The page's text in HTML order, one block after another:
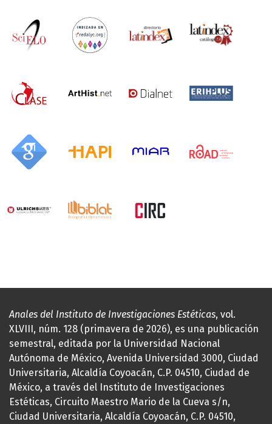
Anales del Instituto de Investigaciones Estéticas, vol.
XLVIII, núm. 128 (primavera de 2026), es una publicación
semestral, editada por la Universidad Nacional
Autónoma de México, Avenida Universidad 3000, Ciudad
Universitaria, Alcaldía Coyoacán, C.P. 04510, Ciudad de
México, a través del Instituto de Investigaciones
Estéticas, Circuito Maestro Mario de la Cueva s/n,
Ciudad Universitaria, Alcaldía Coyoacán, C.P. 04510,